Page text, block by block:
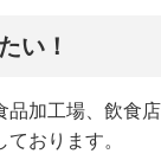
い！
品加工場、飲食
おります。